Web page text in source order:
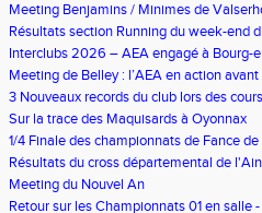
Meeting Benjamins / Minimes de
performances pour l’AEA
Résultats section Running du week-end
Interclubs 2026 – AEA engagé à Bourg-
Meeting de Belley : l’AEA en action
3 Nouveaux records du club lors des
Sur la trace des Maquisards à Oyonnax
1/4 Finale des championnats de Fance
Résultats du cross départemental de
Meeting du Nouvel An
Retour sur les Championnats 01 en salle